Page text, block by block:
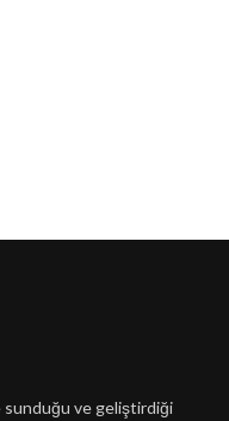
sunduğu ve geliştirdiği